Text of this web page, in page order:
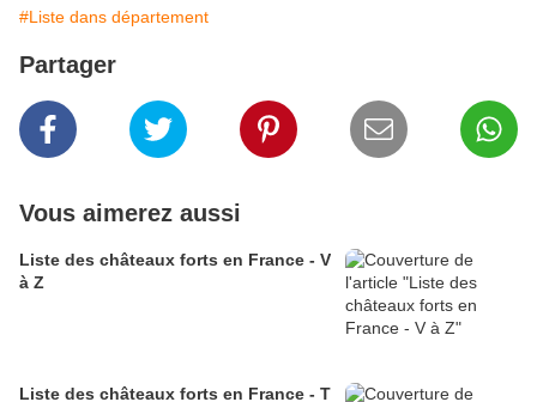
#Liste dans département
Partager
Vous aimerez aussi
Liste des châteaux forts en France - V
à Z
Liste des châteaux forts en France - T